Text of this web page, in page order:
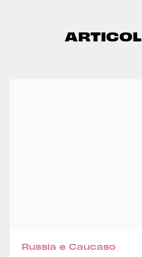
Russia e Caucaso